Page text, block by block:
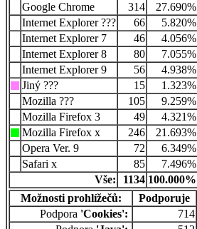
Google Chrome
314
27.690%
Internet Explorer ???
66
5.820%
Internet Explorer 7
46
4.056%
Internet Explorer 8
80
7.055%
Internet Explorer 9
56
4.938%
Jiný ???
15
1.323%
Mozilla ???
105
9.259%
Mozilla Firefox 3
49
4.321%
Mozilla Firefox x
246
21.693%
Opera Ver. 9
72
6.349%
Safari x
85
7.496%
Vše:
1134 100.000%
Možnosti prohlížečů: Podporuje
Podpora 'Cookies': 714